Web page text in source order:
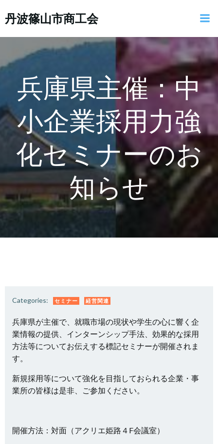
ン
ス
キ
ッ
プ
丹波篠山市商工会
兵庫県主催：中
小企業採用力強
化セミナーのお
知らせ
Categories: セミナー 経営関連
兵庫県が主催で、就職市場の現状や学生の心に響く企
業情報の提供、インターンシップ手法、効果的な採用
方法等についてお伝えする標記セミナーが開催されま
す。
新規採用等について強化を目指しておられる企業・事
業所の皆様は是非、ご参加ください。
開催方法：対面（アクリエ姫路４F会議室）